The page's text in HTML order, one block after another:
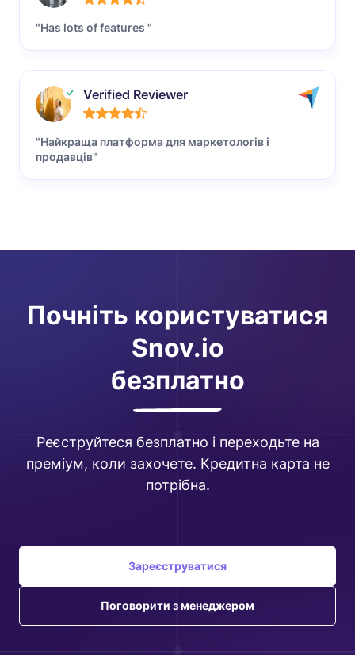
"Has lots of features "
Verified Reviewer
"Найкраща платформа для маркетологів і
продавців"
Почніть користуватися
Snov.io
безплатно
Реєструйтеся безплатно і переходьте на
преміум, коли захочете. Кредитна карта не
потрібна.
Зареєструватися
Поговорити з менеджером